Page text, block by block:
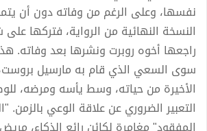
نفسها، وعلى الرغم من وفاته دون أن
النسخة النهائية من الرواية، فتركها
راجعها أخوه روبرت ونشرها بعد وفاته.
سوى السعي الذي قام به مارسيل
الأخيرة من حياته، وسط يأسه ومرضه،
التعبير الضروري عن علاقة الوعي بالزمن.